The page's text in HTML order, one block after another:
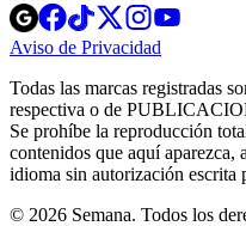
Opens
in
new
Opens
in
new
Opens
in
new
window
Opens
new
windowwindow
Aviso de Privacidad
new
window
Todas las marcas registradas
respectiva o de
Se prohíbe la reproducción
contenidos que aquí aparezca,
idioma sin autorización escrita
© 2026 Semana. Todos los